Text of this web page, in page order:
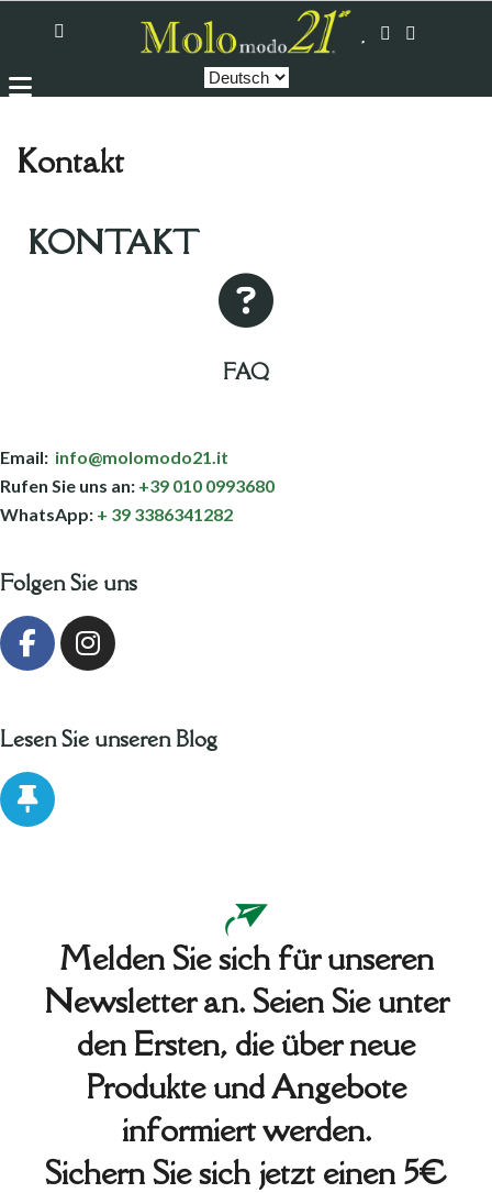
Kontakt
KONTAKT
FAQ
Email: info@molomodo21.it
Rufen Sie uns an: +39 010 0993680
WhatsApp: + 39 3386341282
Folgen Sie uns
Lesen Sie unseren Blog
Melden Sie sich für unseren
Newsletter an. Seien Sie unter
den Ersten, die über neue
Produkte und Angebote
informiert werden.
Sichern Sie sich jetzt einen 5€